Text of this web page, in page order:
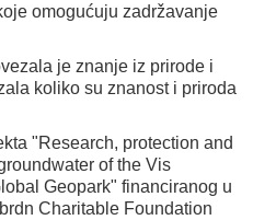
omogućuju zadržavanje
je znanje iz prirode i
koliko su znanost i priroda
"Research, protection and
of the Vis
Geopark" financiranog u
Charitable Foundation